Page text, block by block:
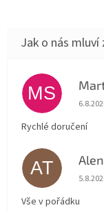
MS
Rychlé doručení
AT
Vše v pořádku